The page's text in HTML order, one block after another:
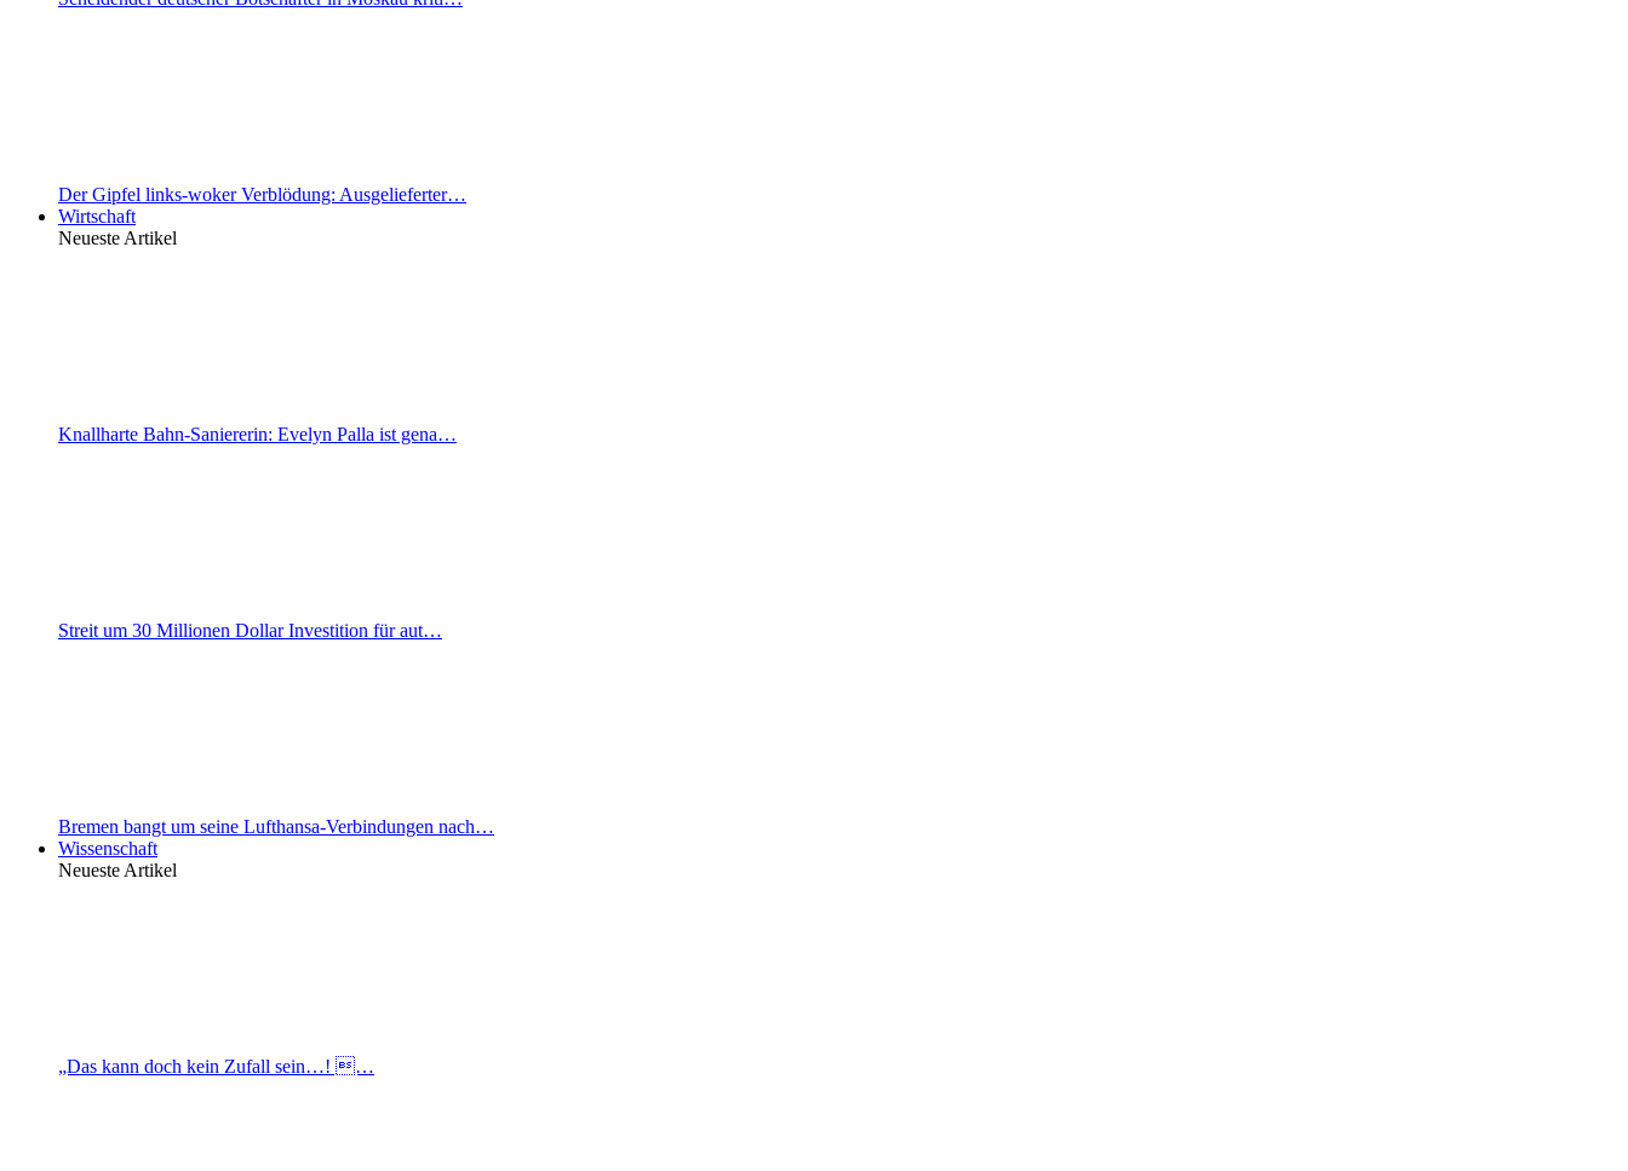
Der Gipfel links-woker Verblödung: Ausgelieferter…
Wirtschaft
Neueste Artikel
Knallharte Bahn-Saniererin: Evelyn Palla ist gena…
Streit um 30 Millionen Dollar Investition für aut…
Bremen bangt um seine Lufthansa-Verbindungen nach…
Wissenschaft
Neueste Artikel
„Das kann doch kein Zufall sein…! …